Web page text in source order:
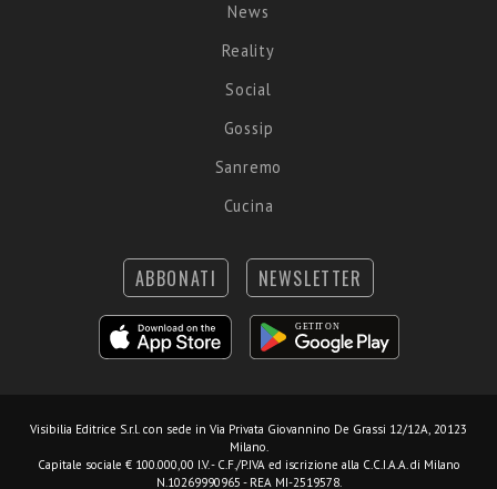
News
Reality
Social
Gossip
Sanremo
Cucina
ABBONATI NEWSLETTER
Visibilia Editrice S.r.l. con sede in Via Privata Giovannino De Grassi 12/12A, 20123
Milano.
Capitale sociale € 100.000,00 I.V. - C.F./P.IVA ed iscrizione alla C.C.I.A.A. di Milano
N.10269990965 - REA MI-2519578.